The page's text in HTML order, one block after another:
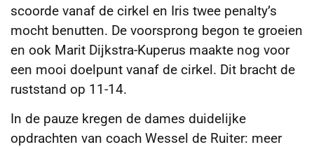
scoorde vanaf de cirkel en Iris twee penalty’s
mocht benutten. De voorsprong begon te groeien
en ook Marit Dijkstra-Kuperus maakte nog voor
een mooi doelpunt vanaf de cirkel. Dit bracht de
ruststand op 11-14.
In de pauze kregen de dames duidelijke
opdrachten van coach Wessel de Ruiter: meer